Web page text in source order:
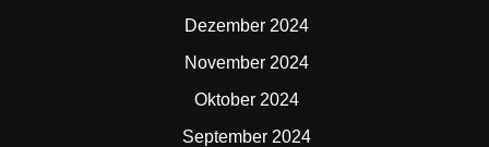
Dezember 2024
November 2024
Oktober 2024
September 2024